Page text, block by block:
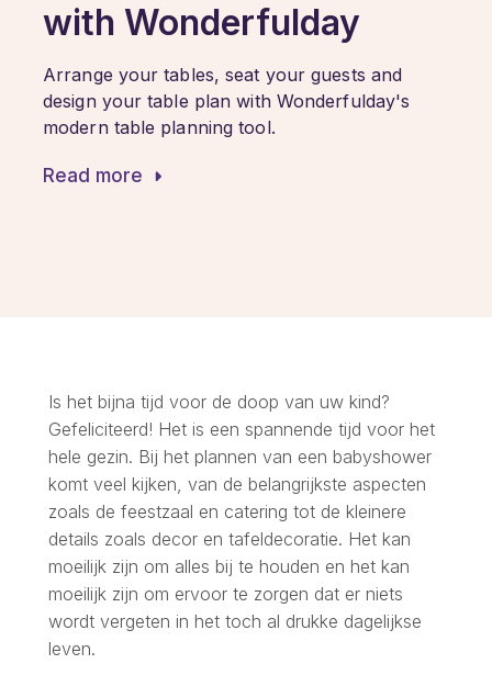
with Wonderfulday
Arrange your tables, seat your guests and
design your table plan with Wonderfulday's
modern table planning tool.
Read more
Is het bijna tijd voor de doop van uw kind?
Gefeliciteerd! Het is een spannende tijd voor het
hele gezin. Bij het plannen van een babyshower
komt veel kijken, van de belangrijkste aspecten
zoals de feestzaal en catering tot de kleinere
details zoals decor en tafeldecoratie. Het kan
moeilijk zijn om alles bij te houden en het kan
moeilijk zijn om ervoor te zorgen dat er niets
wordt vergeten in het toch al drukke dagelijkse
leven.